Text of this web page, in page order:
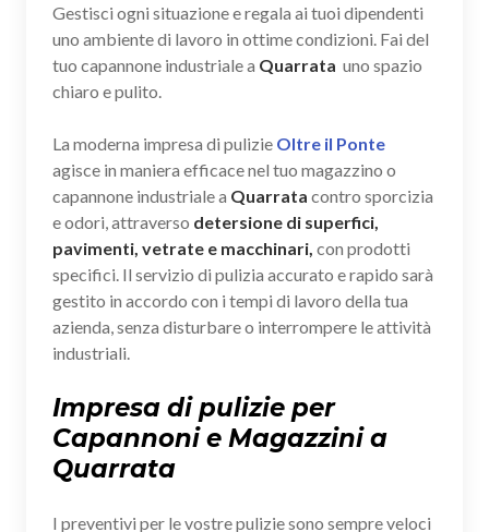
Gestisci ogni situazione e regala ai tuoi dipendenti
uno ambiente di lavoro in ottime condizioni. Fai del
tuo capannone industriale a Quarrata uno spazio
chiaro e pulito.
La moderna impresa di pulizie Oltre il Ponte
agisce in maniera efficace nel tuo magazzino o
capannone industriale a Quarrata contro sporcizia
e odori, attraverso detersione di superfici,
pavimenti, vetrate e macchinari, con prodotti
specifici. Il servizio di pulizia accurato e rapido sarà
gestito in accordo con i tempi di lavoro della tua
azienda, senza disturbare o interrompere le attività
industriali.
Impresa di pulizie per
Capannoni e Magazzini a
Quarrata
I preventivi per le vostre pulizie sono sempre veloci